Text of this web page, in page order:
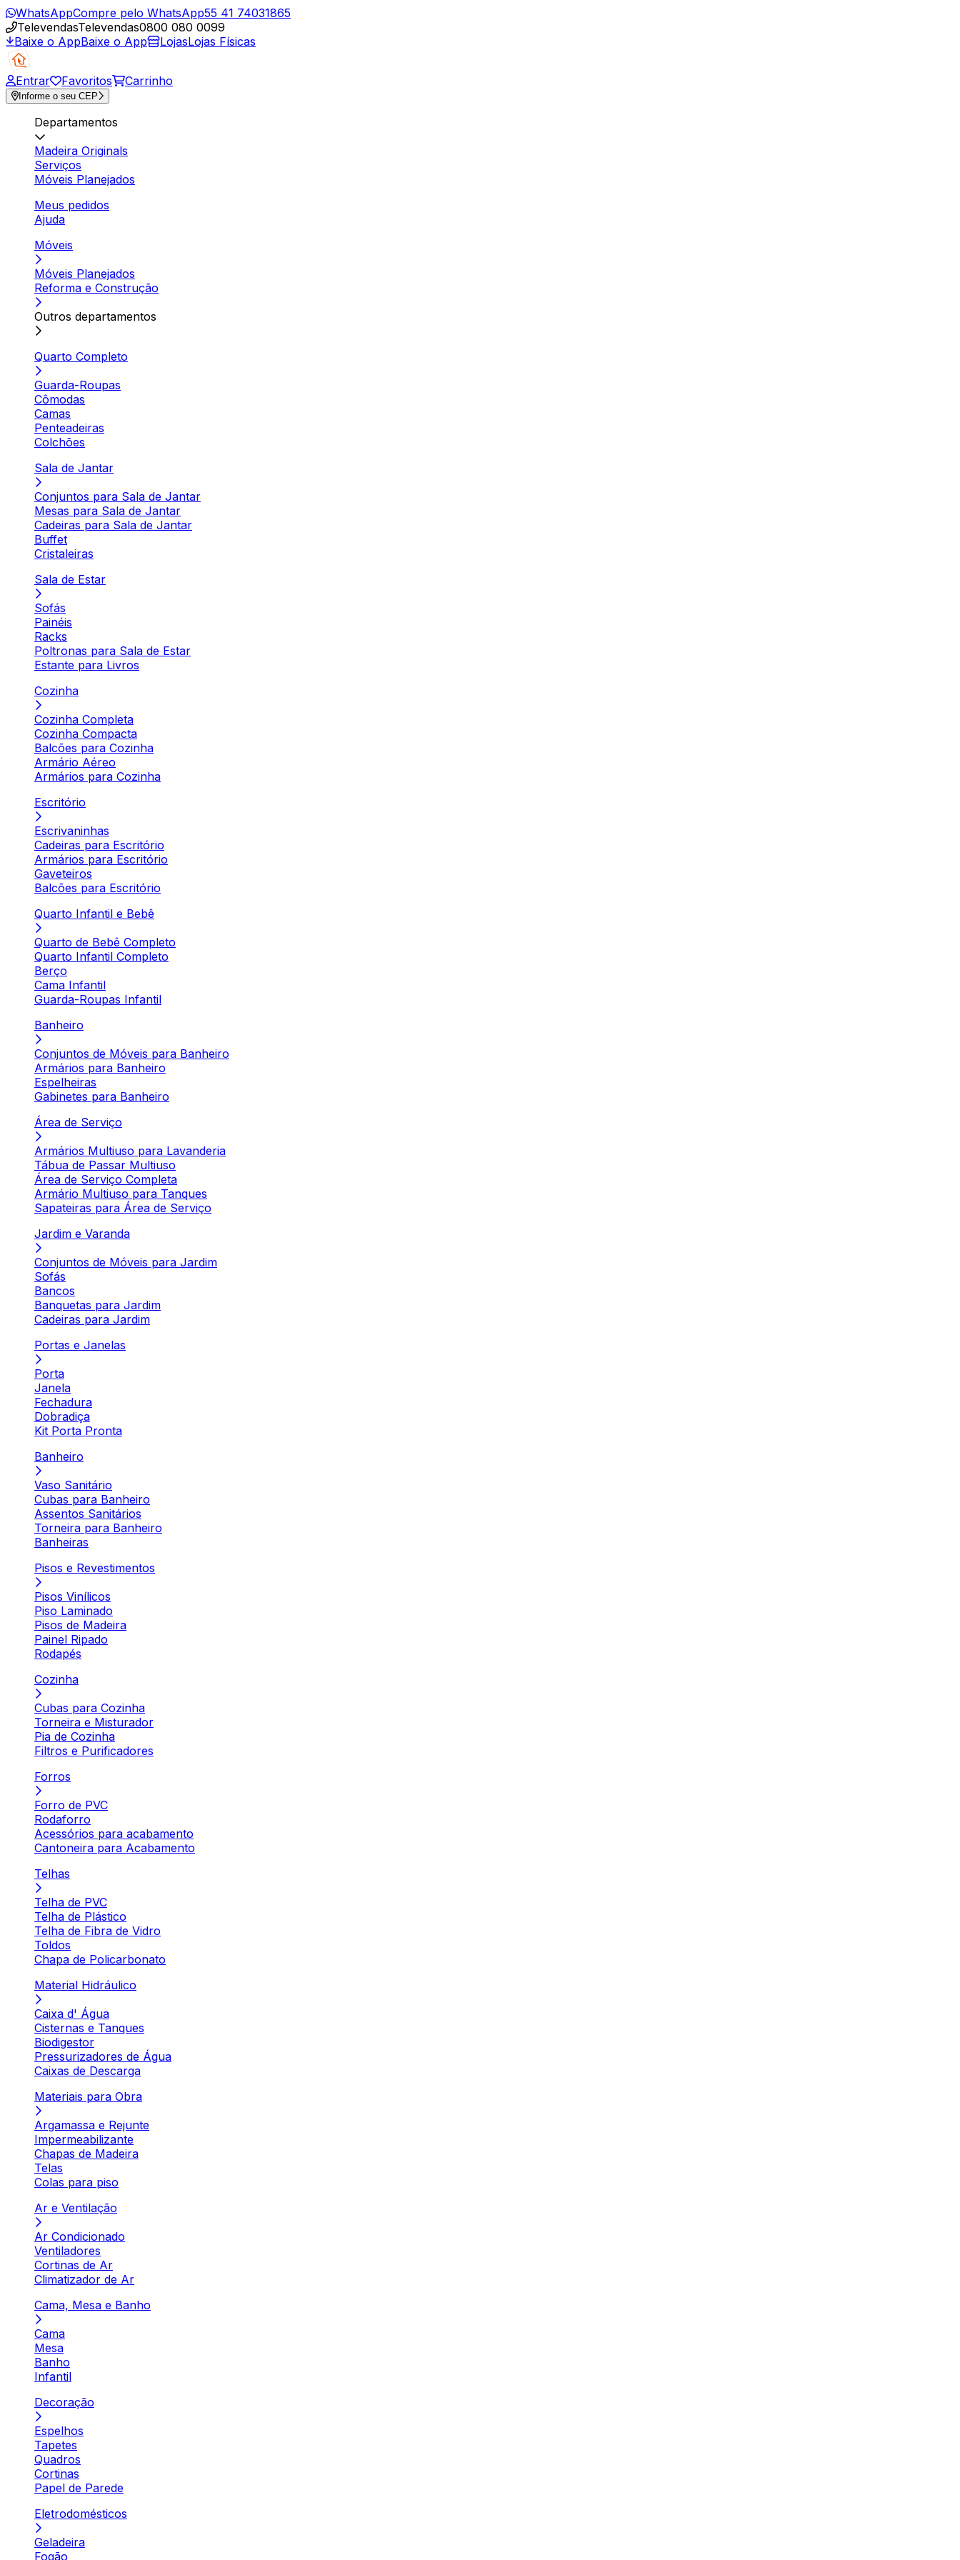
WhatsAppCompre pelo WhatsApp55 41 74031865
TelevendasTelevendas0800 080 0099
Baixe o AppBaixe o App LojasLojas Físicas
Entrar Favoritos Carrinho
Informe o seu CEP
Departamentos
Madeira Originals
Serviços
Móveis Planejados
Meus pedidos
Ajuda
Móveis
Móveis Planejados
Reforma e Construção
Outros departamentos
Quarto Completo
Guarda-Roupas
Cômodas
Camas
Penteadeiras
Colchões
Sala de Jantar
Conjuntos para Sala de Jantar
Mesas para Sala de Jantar
Cadeiras para Sala de Jantar
Buffet
Cristaleiras
Sala de Estar
Sofás
Painéis
Racks
Poltronas para Sala de Estar
Estante para Livros
Cozinha
Cozinha Completa
Cozinha Compacta
Balcões para Cozinha
Armário Aéreo
Armários para Cozinha
Escritório
Escrivaninhas
Cadeiras para Escritório
Armários para Escritório
Gaveteiros
Balcões para Escritório
Quarto Infantil e Bebê
Quarto de Bebê Completo
Quarto Infantil Completo
Berço
Cama Infantil
Guarda-Roupas Infantil
Banheiro
Conjuntos de Móveis para Banheiro
Armários para Banheiro
Espelheiras
Gabinetes para Banheiro
Área de Serviço
Armários Multiuso para Lavanderia
Tábua de Passar Multiuso
Área de Serviço Completa
Armário Multiuso para Tanques
Sapateiras para Área de Serviço
Jardim e Varanda
Conjuntos de Móveis para Jardim
Sofás
Bancos
Banquetas para Jardim
Cadeiras para Jardim
Portas e Janelas
Porta
Janela
Fechadura
Dobradiça
Kit Porta Pronta
Banheiro
Vaso Sanitário
Cubas para Banheiro
Assentos Sanitários
Torneira para Banheiro
Banheiras
Pisos e Revestimentos
Pisos Vinílicos
Piso Laminado
Pisos de Madeira
Painel Ripado
Rodapés
Cozinha
Cubas para Cozinha
Torneira e Misturador
Pia de Cozinha
Filtros e Purificadores
Forros
Forro de PVC
Rodaforro
Acessórios para acabamento
Cantoneira para Acabamento
Telhas
Telha de PVC
Telha de Plástico
Telha de Fibra de Vidro
Toldos
Chapa de Policarbonato
Material Hidráulico
Caixa d' Água
Cisternas e Tanques
Biodigestor
Pressurizadores de Água
Caixas de Descarga
Materiais para Obra
Argamassa e Rejunte
Impermeabilizante
Chapas de Madeira
Telas
Colas para piso
Ar e Ventilação
Ar Condicionado
Ventiladores
Cortinas de Ar
Climatizador de Ar
Cama, Mesa e Banho
Cama
Mesa
Banho
Infantil
Decoração
Espelhos
Tapetes
Quadros
Cortinas
Papel de Parede
Eletrodomésticos
Geladeira
Fogão